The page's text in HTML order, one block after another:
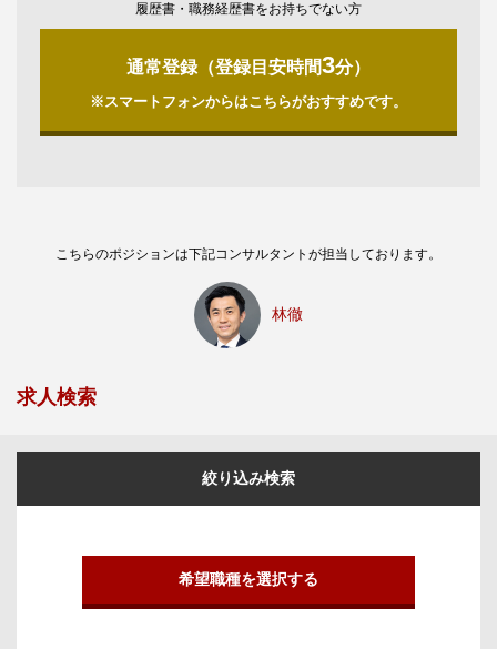
履歴書・職務経歴書をお持ちでない方
通常登録（登録目安時間3分）
※スマートフォンからはこちらがおすすめです。
こちらのポジションは下記コンサルタントが担当しております。
林徹
求人検索
絞り込み検索
希望職種を選択する